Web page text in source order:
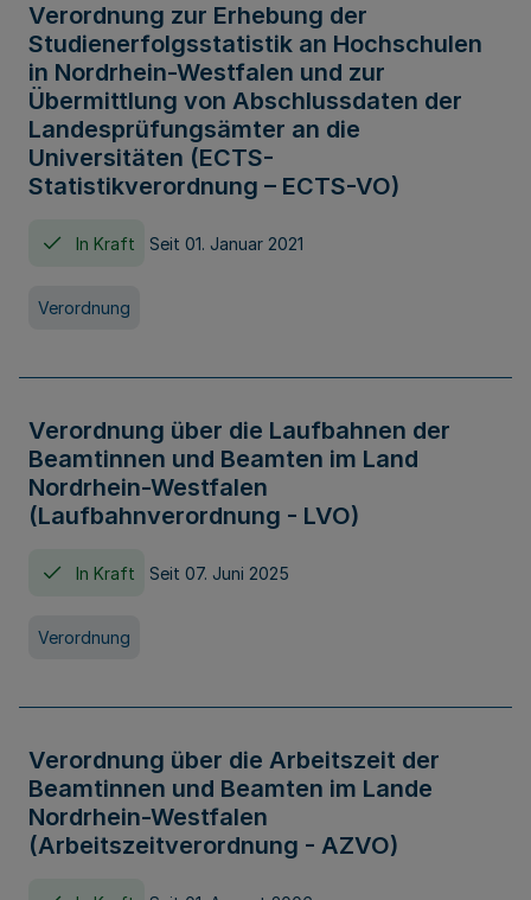
Verordnung zur Erhebung der
Studienerfolgsstatistik an Hochschulen
in Nordrhein-Westfalen und zur
Übermittlung von Abschlussdaten der
Landesprüfungsämter an die
Universitäten (ECTS-
Statistikverordnung – ECTS-VO)
In Kraft Seit 01. Januar 2021
Verordnung
Verordnung über die Laufbahnen der
Beamtinnen und Beamten im Land
Nordrhein-Westfalen
(Laufbahnverordnung - LVO)
In Kraft Seit 07. Juni 2025
Verordnung
Verordnung über die Arbeitszeit der
Beamtinnen und Beamten im Lande
Nordrhein-Westfalen
(Arbeitszeitverordnung - AZVO)